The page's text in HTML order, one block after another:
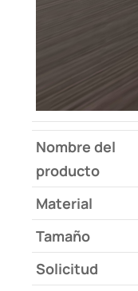
Nombre del
producto
Material
Tamaño
Solicitud